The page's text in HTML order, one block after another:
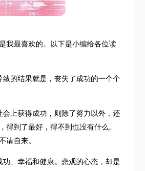
我最喜欢的。以下是小编给各位读
的结果就是，丧失了成功的一个个
上获得成功，则除了努力以外，还
到了最好，得不到也没有什么。
请自来。
、幸福和健康。悲观的心态，却是